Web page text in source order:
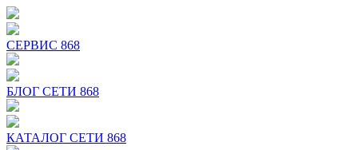
СЕРВИС 868
БЛОГ СЕТИ 868
КАТАЛОГ СЕТИ 868